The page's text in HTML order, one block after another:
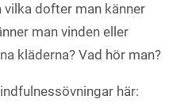
vilka dofter man känner
man vinden eller
kläderna? Vad hör man?
här: